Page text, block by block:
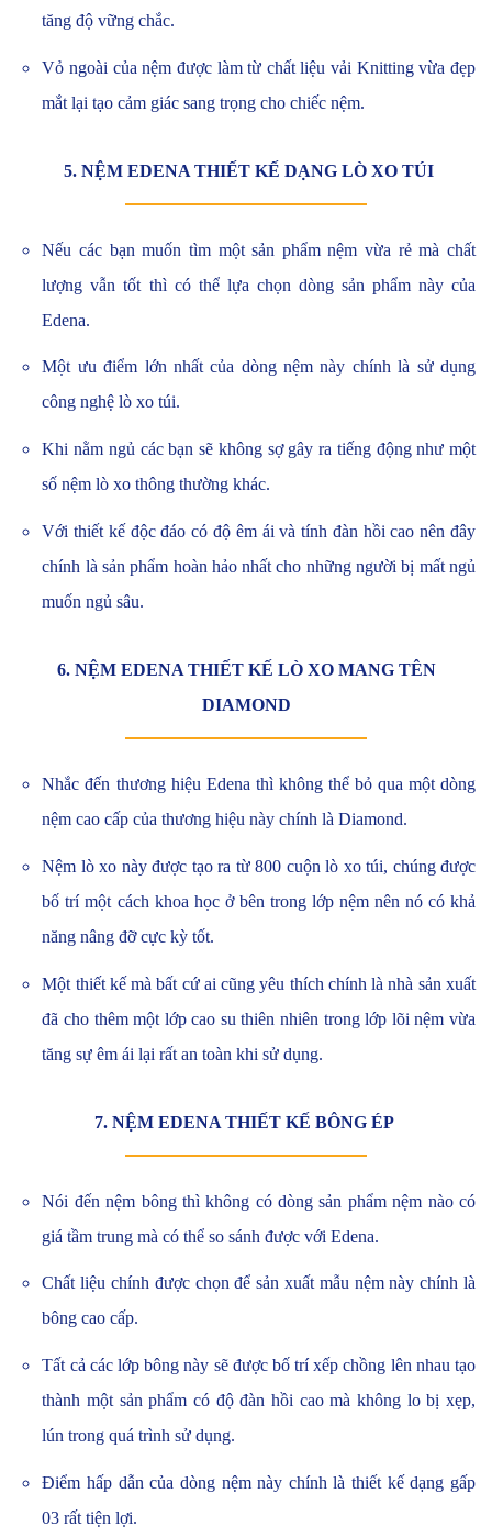
tăng độ vững chắc.
Vỏ ngoài của nệm được làm từ chất liệu vải Knitting vừa đẹp
mắt lại tạo cảm giác sang trọng cho chiếc nệm.
5. NỆM EDENA THIẾT KẾ DẠNG LÒ XO TÚI
Nếu các bạn muốn tìm một sản phẩm nệm vừa rẻ mà chất
lượng vẫn tốt thì có thể lựa chọn dòng sản phẩm này của
Edena.
Một ưu điểm lớn nhất của dòng nệm này chính là sử dụng
công nghệ lò xo túi.
Khi nằm ngủ các bạn sẽ không sợ gây ra tiếng động như một
số nệm lò xo thông thường khác.
Với thiết kế độc đáo có độ êm ái và tính đàn hồi cao nên đây
chính là sản phẩm hoàn hảo nhất cho những người bị mất ngủ
muốn ngủ sâu.
6. NỆM EDENA THIẾT KẾ LÒ XO MANG TÊN
DIAMOND
Nhắc đến thương hiệu Edena thì không thể bỏ qua một dòng
nệm cao cấp của thương hiệu này chính làDiamond.
Nệm lò xo này được tạo ra từ 800 cuộn lò xo túi, chúng được
bố trí một cách khoa học ở bên trong lớp nệm nên nó có khả
năng nâng đỡ cực kỳ tốt.
Một thiết kế mà bất cứ ai cũng yêu thích chính là nhà sản xuất
đã cho thêm một lớp cao su thiên nhiên trong lớp lõi nệm vừa
tăng sự êm ái lại rất an toàn khi sử dụng.
7. NỆM EDENA THIẾT KẾ BÔNG ÉP
Nói đến nệm bông thì không có dòng sản phẩm nệm nào có
giá tầm trung mà có thể so sánh được với Edena.
Chất liệu chính được chọn để sản xuất mẫu nệm này chính là
bông cao cấp.
Tất cả các lớp bông này sẽ được bố trí xếp chồng lên nhau tạo
thành một sản phẩm có độ đàn hồi cao mà không lo bị xẹp,
lún trong quá trình sử dụng.
Điểm hấp dẫn của dòng nệm này chính là thiết kế dạng gấp
03 rất tiện lợi.